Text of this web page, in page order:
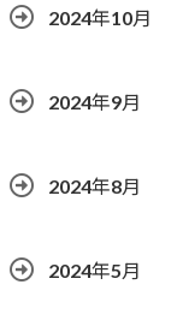
2024年10月
2024年9月
2024年8月
2024年5月